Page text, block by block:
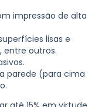
impressão de alta
lisas e
entre outros.
parede (para cima